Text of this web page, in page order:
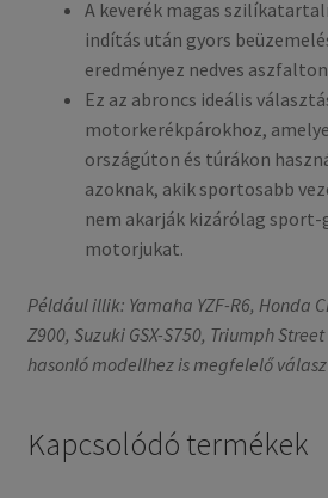
A keverék magas
indítás után gyors
eredményez nedves
Ez az abroncs ideális
motorkerékpárokhoz,
országúton és túrákon
azoknak, akik sportosabb
nem akarják kizárólag
motorjukat.
Például illik: Yamaha YZF-R6, Honda
Z900, Suzuki GSX-S750, Triumph
hasonló modellhez is megfelelő
Kapcsolódó termékek